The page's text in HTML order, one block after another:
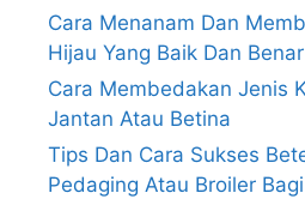
Cara Menanam Dan
Hijau Yang Baik Dan Benar
Cara Membedakan Jenis
Jantan Atau Betina
Tips Dan Cara Sukses
Pedaging Atau Broiler